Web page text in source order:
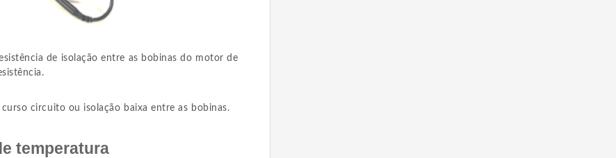
de isolação entre as bobinas do motor de
circuito ou isolação baixa entre as bobinas.
temperatura